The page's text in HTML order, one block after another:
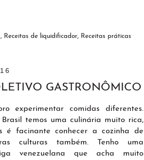
, Receitas de liquidificador, Receitas práticas
GASTRONÔMICO
experimentar comidas diferentes.
Brasil temos uma culinária muito rica,
é facinante conhecer a cozinha de
culturas também. Tenho uma
venezuelana que acha muito